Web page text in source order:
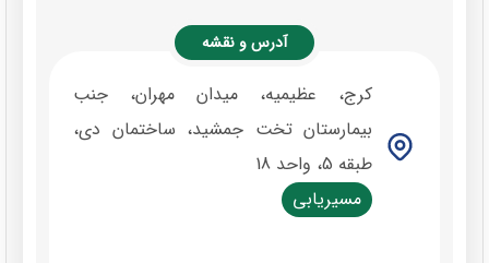
آدرس و نقشه
کرج، عظیمیه، میدان مهران، جنب
بیمارستان تخت جمشید، ساختمان دی،
طبقه 5، واحد 18
مسیریابی